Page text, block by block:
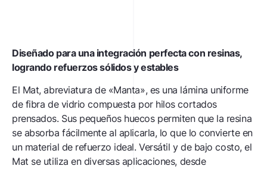
Diseñado para una integración perfecta con resinas,
logrando refuerzos sólidos y estables
El Mat, abreviatura de «Manta», es una lámina uniforme
de fibra de vidrio compuesta por hilos cortados
prensados. Sus pequeños huecos permiten que la resina
se absorba fácilmente al aplicarla, lo que lo convierte en
un material de refuerzo ideal. Versátil y de bajo costo, el
Mat se utiliza en diversas aplicaciones, desde